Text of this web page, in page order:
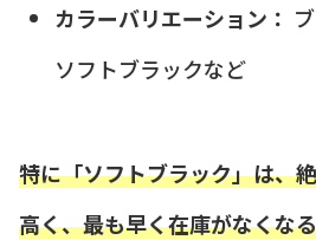
カラーバリエーション：
ソフトブラックなど
特に「ソフトブラック」は、
高く、最も早く在庫がなくな